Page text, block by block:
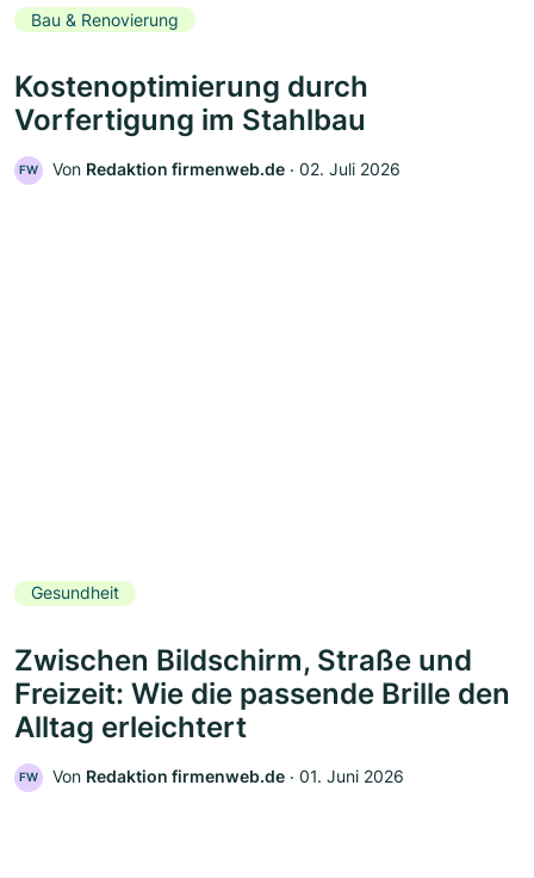
Bau & Renovierung
Kostenoptimierung durch
Vorfertigung im Stahlbau
FW Von Redaktion firmenweb.de ‧ 02. Juli 2026
Gesundheit
Zwischen Bildschirm, Straße und
Freizeit: Wie die passende Brille den
Alltag erleichtert
FW Von Redaktion firmenweb.de ‧ 01. Juni 2026